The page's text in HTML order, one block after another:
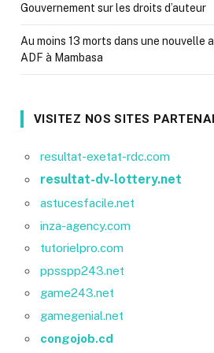
Gouvernement sur les droits d’auteur
Au moins 13 morts dans une nouvelle
ADF à Mambasa
VISITEZ NOS SITES
resultat-exetat-rdc.com
resultat-dv-lottery.net
astucesfacile.net
inza-agency.com
tutorielpro.com
ppsspp243.net
game243.net
gamegenial.net
congojob.cd